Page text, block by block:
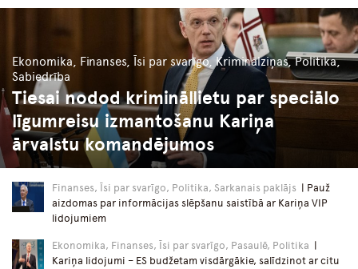
Ekonomika, Finanses, Īsi par svarīgo, Kriminālziņas, Politika,
Sabiedrība
Tiesai nodod krimināllietu par speciālo
līgumreisu izmantošanu Kariņa
ārvalstu komandējumos
Finanses, Īsi par svarīgo, Politika, Sarkanais paklājs | Pauž
aizdomas par informācijas slēpšanu saistībā ar Kariņa VIP
lidojumiem
Ekonomika, Finanses, Īsi par svarīgo, Pasaulē, Politika |
Kariņa lidojumi – ES budžetam visdārgākie, salīdzinot ar citu